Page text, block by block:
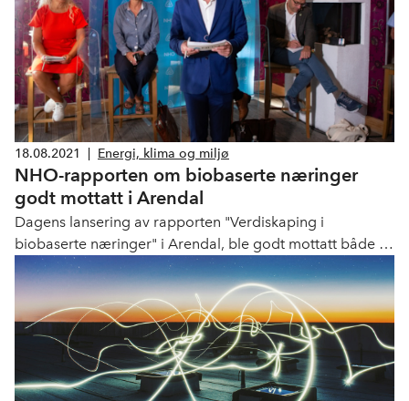
og ikke-finansielle, og delvis også innenfor utvikling av
kompetanse. Myndighetene må derfor legge til rette for
å akselerere den norske utviklingen.
18.08.2021 Energi, klima og miljø
NHO-rapporten om biobaserte næringer
godt mottatt i Arendal
Dagens lansering av rapporten "Verdiskaping i
biobaserte næringer" i Arendal, ble godt mottatt både av
fagfolk og politikere. Gjennom denne rapporten vil NHO
vise hvordan vi kan utløse bærekraftige, industrielle
satsinger gjennom en sterkere satsing på det biobaserte
potensialet som vi har i Norge.